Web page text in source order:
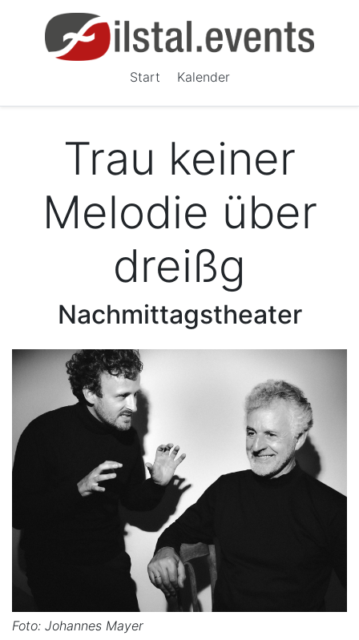
Start Kalender
Trau keiner
Melodie über
dreißg
Nachmittagstheater
Foto: Johannes Mayer